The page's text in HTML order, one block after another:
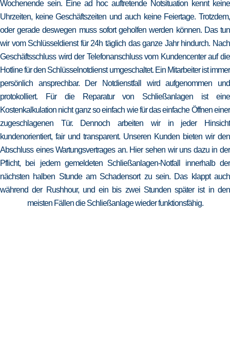
Wochenende sein. Eine ad hoc auftretende Notsituation kennt keine
Uhrzeiten, keine Geschäftszeiten und auch keine Feiertage. Trotzdem,
oder gerade deswegen muss sofort geholfen werden können. Das tun
wir vom Schlüsseldienst für 24h täglich das ganze Jahr hindurch. Nach
Geschäftsschluss wird der Telefonanschluss vom Kundencenter auf die
Hotline für den Schlüsselnotdienst umgeschaltet. Ein Mitarbeiter ist immer
persönlich ansprechbar. Der Notdienstfall wird aufgenommen und
protokolliert. Für die Reparatur von Schließanlagen ist eine
Kostenkalkulation nicht ganz so einfach wie für das einfache Öffnen einer
zugeschlagenen Tür. Dennoch arbeiten wir in jeder Hinsicht
kundenorientiert, fair und transparent. Unseren Kunden bieten wir den
Abschluss eines Wartungsvertrages an. Hier sehen wir uns dazu in der
Pflicht, bei jedem gemeldeten Schließanlagen-Notfall innerhalb der
nächsten halben Stunde am Schadensort zu sein. Das klappt auch
während der Rushhour, und ein bis zwei Stunden später ist in den
meisten Fällen die Schließanlage wieder funktionsfähig.